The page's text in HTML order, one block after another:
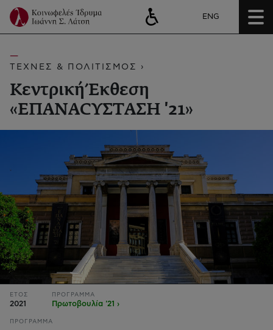
ENG
ΤΕΧΝΕΣ & ΠΟΛΙΤΙΣΜΟΣ ›
Κεντρική Έκθεση
«ΕΠΑΝΑCΥΣΤΑΣΗ '21»
ΕΤΟΣ
2021
ΠΡΟΓΡΑΜΜΑ
Πρωτοβουλία '21 ›
ΠΡΟΓΡΑΜΜΑ